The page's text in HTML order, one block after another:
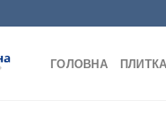
ГОЛОВНА ПЛИТКА